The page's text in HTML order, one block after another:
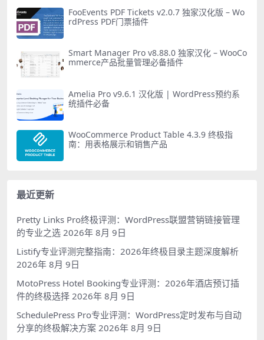
FooEvents PDF Tickets v2.0.7 独家汉化版 – Wo
rdPress PDF门票插件
Smart Manager Pro v8.88.0 独家汉化 – WooCo
mmerce产品批量管理必备插件
Amelia Pro v9.6.1 汉化版 | WordPress预约系
统插件必备
WooCommerce Product Table 4.3.9 终极指
南：用表格展示和销售产品
最近更新
Pretty Links Pro终极评测：WordPress联盟营销链接管理
的专业之选 2026年 8月 9日
Listify专业评测完整指南：2026年终极目录主题深度解析
2026年 8月 9日
MotoPress Hotel Booking专业评测：2026年酒店预订插
件的终极选择 2026年 8月 9日
SchedulePress Pro专业评测：WordPress定时发布与自动
分享的终极解决方案 2026年 8月 9日